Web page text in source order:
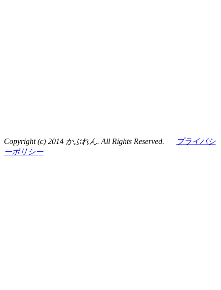
Copyright (c) 2014 かぶれん. All Rights Reserved.
プライバシ
ーポリシー